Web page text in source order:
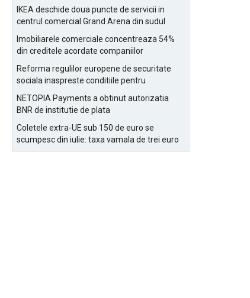
IKEA deschide doua puncte de servicii in
centrul comercial Grand Arena din sudul
Imobiliarele comerciale concentreaza 54%
din creditele acordate companiilor
Reforma regulilor europene de securitate
sociala inaspreste conditiile pentru
NETOPIA Payments a obtinut autorizatia
BNR de institutie de plata
Coletele extra-UE sub 150 de euro se
scumpesc din iulie: taxa vamala de trei euro
pe articol, adaugata la taxa logistica